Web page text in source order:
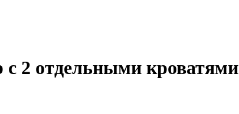
2 отдельными кроватями